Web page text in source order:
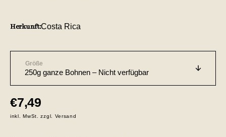
Herkunft:Costa Rica
Größe
Normaler
Preis
€7,49
inkl. MwSt. zzgl. Versand